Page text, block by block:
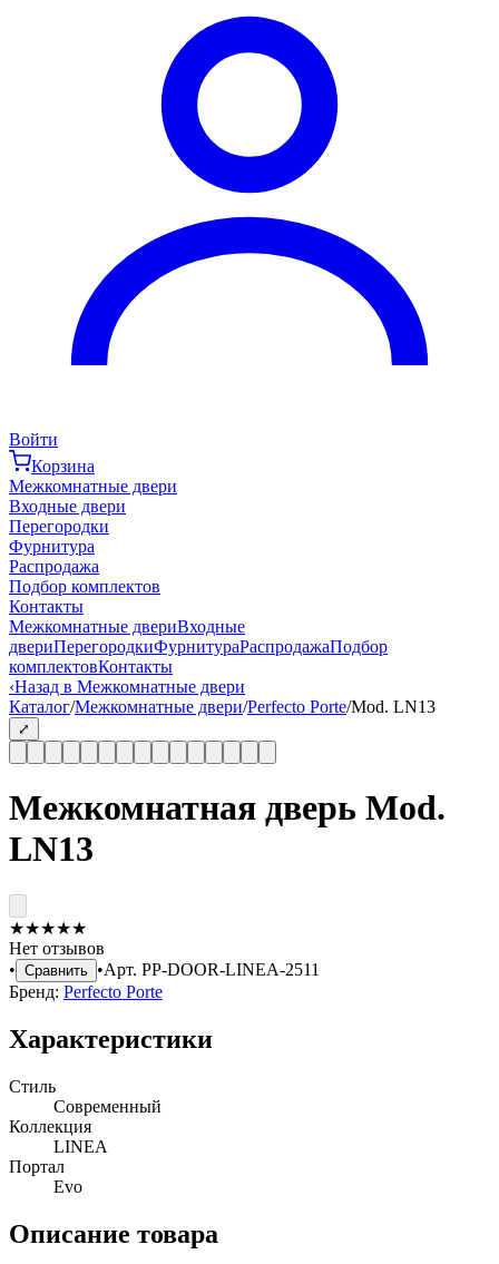
Войти
Корзина
Межкомнатные двери
Входные двери
Перегородки
Фурнитура
Распродажа
Подбор комплектов
Контакты
Межкомнатные двериВходные
двериПерегородкиФурнитураРаспродажаПодбор
комплектовКонтакты
‹Назад в Межкомнатные двери
Каталог/Межкомнатные двери/Perfecto Porte/Mod. LN13
⤢
Межкомнатная дверь Mod.
LN13
★★★★★
Нет отзывов
• Сравнить •Арт. PP-DOOR-LINEA-2511
Бренд: Perfecto Porte
Характеристики
Стиль
Современный
Коллекция
LINEA
Портал
Evo
Описание товара